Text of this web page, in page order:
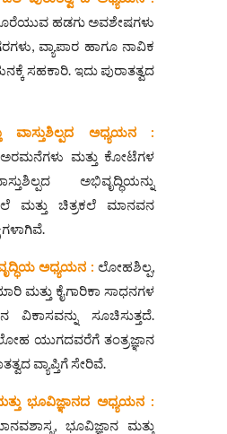
ಹಡಗು ಅವಶೇಷಗಳು
ವ್ಯಾಪಾರ ಹಾಗೂ ನಾವಿಕ
ಸಹಕಾರಿ. ಇದು ಪುರಾತತ್ವದ
ವಾಸ್ತುಶಿಲ್ಪದ ಅಧ್ಯಯನ :
ಮತ್ತು ಕೋಟೆಗಳ
ಅಭಿವೃದ್ಧಿಯನ್ನು
ಮತ್ತು ಚಿತ್ರಕಲೆ ಮಾನವನ
ಅಧ್ಯಯನ : ಲೋಹಶಿಲ್ಪ,
ಮತ್ತು ಕೈಗಾರಿಕಾ ಸಾಧನಗಳ
ವಿಕಾಸವನ್ನು ಸೂಚಿಸುತ್ತದೆ.
ಯುಗದವರೆಗೆ ತಂತ್ರಜ್ಞಾನ
ವ್ಯಾಪ್ತಿಗೆ ಸೇರಿವೆ.
ಭೂವಿಜ್ಞಾನದ ಅಧ್ಯಯನ :
ಭೂವಿಜ್ಞಾನ ಮತ್ತು